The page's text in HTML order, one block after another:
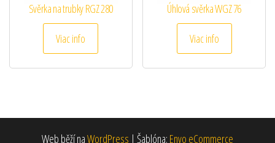
Svěrka na trubky RGZ 280
Viac info
Úhlová svěrka WGZ 76
Viac info
Web běží naWordPress | Šablóna: Envo eCommerce